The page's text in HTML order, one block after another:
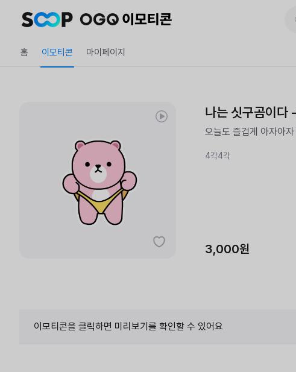
홈 이모티콘 마이페이지
나는 싯구곰이다
오늘도 즐겁게 아자아자
4각4각
3,000원
이모티콘을 클릭하면 미리보기를 확인할 수 있어요